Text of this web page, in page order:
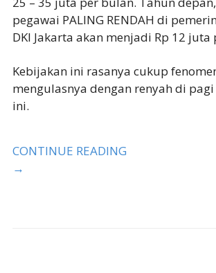
pegawai PALING RENDAH di
DKI Jakarta akan menjadi Rp 12 juta
Kebijakan ini rasanya cukup
mengulasnya dengan renyah di
ini.
CONTINUE READING
→